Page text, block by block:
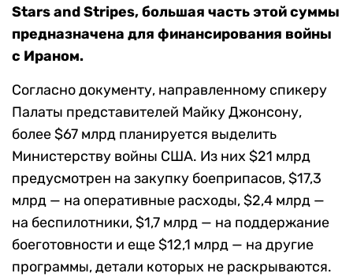
Stars and Stripes, большая часть этой суммы
предназначена для финансирования войны
с Ираном.
Согласно документу, направленному спикеру
Палаты представителей Майку Джонсону,
более $67 млрд планируется выделить
Министерству войны США. Из них $21 млрд
предусмотрен на закупку боеприпасов, $17,3
млрд — на оперативные расходы, $2,4 млрд —
на беспилотники, $1,7 млрд — на поддержание
боеготовности и еще $12,1 млрд — на другие
программы, детали которых не раскрываются.